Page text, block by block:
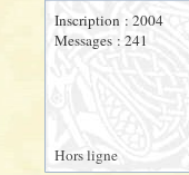
Inscription : 2004
Messages : 241
Hors ligne